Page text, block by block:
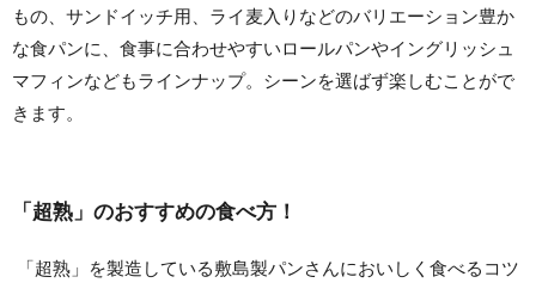
もの、サンドイッチ用、ライ麦入りなどのバリエーション豊か
な食パンに、食事に合わせやすいロールパンやイングリッシュ
マフィンなどもラインナップ。シーンを選ばず楽しむことがで
きます。
「超熟」のおすすめの食べ方！
「超熟」を製造している敷島製パンさんにおいしく食べるコツ